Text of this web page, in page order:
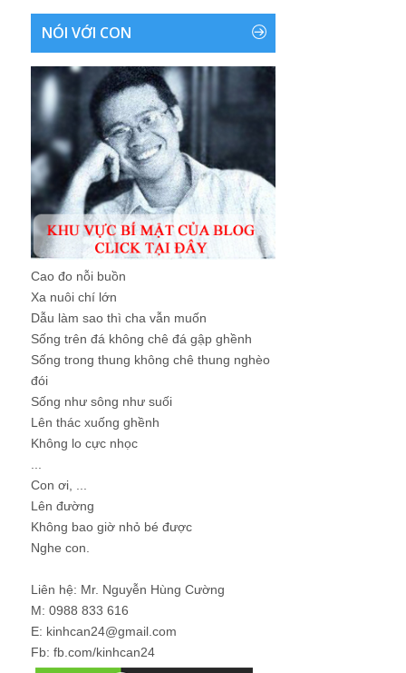
NÓI VỚI CON
Cao đo nỗi buồn
Xa nuôi chí lớn
Dẫu làm sao thì cha vẫn muốn
Sống trên đá không chê đá gập ghềnh
Sống trong thung không chê thung nghèo
đói
Sống như sông như suối
Lên thác xuống ghềnh
Không lo cực nhọc
Con ơi, ...
Lên đường
Không bao giờ nhỏ bé được
Nghe con.
Liên hệ: Mr. Nguyễn Hùng Cường
M: 0988 833 616
E: kinhcan24@gmail.com
Fb: fb.com/kinhcan24